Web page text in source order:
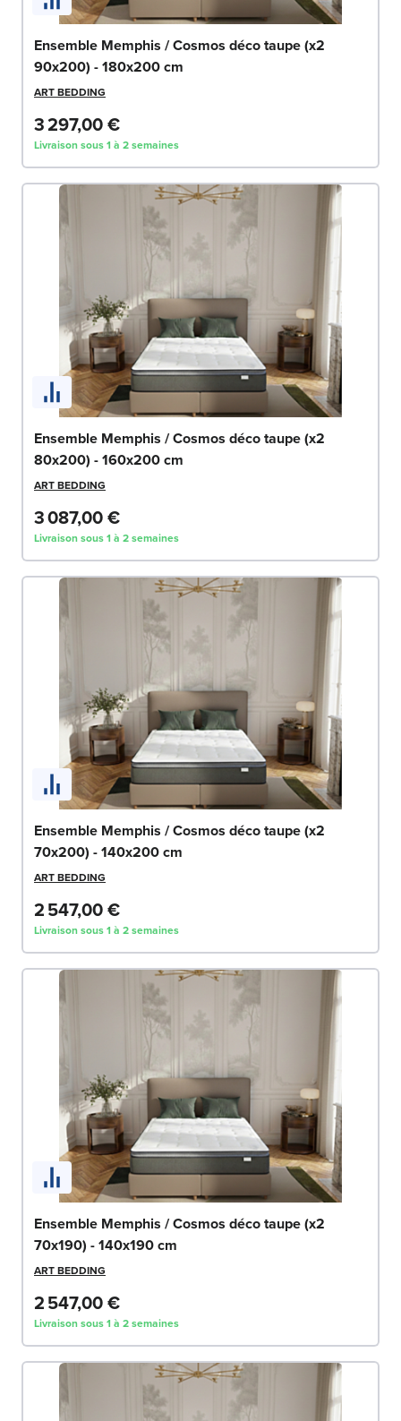
Ensemble Memphis / Cosmos déco taupe (x2
90x200) - 180x200 cm
ART BEDDING
3 297,00 €
Livraison sous 1 à 2 semaines
Ensemble Memphis / Cosmos déco taupe (x2
80x200) - 160x200 cm
ART BEDDING
3 087,00 €
Livraison sous 1 à 2 semaines
Ensemble Memphis / Cosmos déco taupe (x2
70x200) - 140x200 cm
ART BEDDING
2 547,00 €
Livraison sous 1 à 2 semaines
Ensemble Memphis / Cosmos déco taupe (x2
70x190) - 140x190 cm
ART BEDDING
2 547,00 €
Livraison sous 1 à 2 semaines